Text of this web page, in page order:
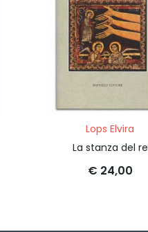
Lops Elvira
La stanza del re
€ 24,00